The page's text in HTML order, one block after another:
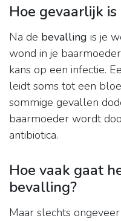
Hoe gevaarlijk
Na de bevalling is je
wond in je
kans op een infectie.
leidt soms tot een
sommige gevallen
baarmoeder wordt
antibiotica.
Hoe vaak gaat
bevalling?
Maar slechts